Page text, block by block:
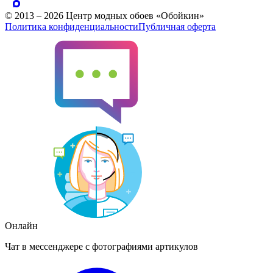
© 2013 – 2026 Центр модных обоев «Обойкин»
Политика конфиденциальностиПубличная оферта
Онлайн
Чат в мессенджере с фотографиями артикулов